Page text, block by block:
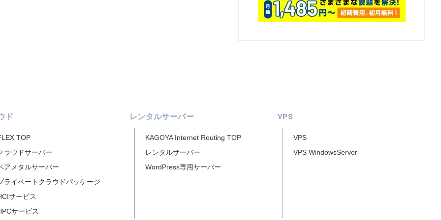
ド
TOP
ラウドサーバー
アメタルサーバー
ライベートクラウドパッケージ
サービス
サービス
レンタルサーバー
KAGOYA Internet Routing TOP
レンタルサーバー
WordPress専用サーバー
VPS
VPS
VPS WindowsServer